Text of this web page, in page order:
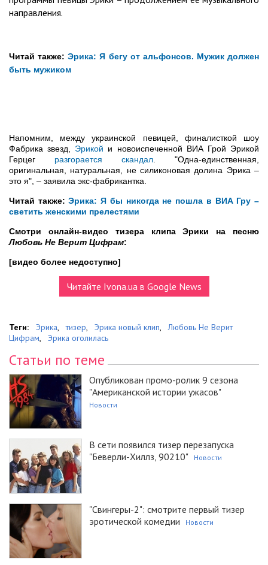
направления.
Читай также:Эрика: Я бегу от альфонсов. Мужик должен
быть мужиком
Напомним, между украинской певицей, финалисткой шоу
Фабрика звезд, Эрикой и новоиспеченной ВИА Грой Эрикой
Герцег разгорается скандал . "Одна-единственная,
оригинальная, натуральная, не силиконовая долина Эрика –
это я", – заявила экс-фабрикантка.
Читай также:Эрика: Я бы никогда не пошла в ВИА Гру –
светить женскими прелестями
Смотри онлайн-видео тизера клипа Эрики на песню
Любовь Не Верит Цифрам:
[видео более недоступно]
Читайте Ivona.ua в Google News
Теги: Эрика, тизер, Эрика новый клип,
Любовь Не Верит
Цифрам, Эрика оголилась
Статьи по теме
Опубликован промо-ролик 9 сезона
"Американской истории ужасов"
Новости
В сети появился тизер перезапуска
"Беверли-Хиллз, 90210"
Новости
"Свингеры-2": смотрите первый тизер
эротической комедии
Новости